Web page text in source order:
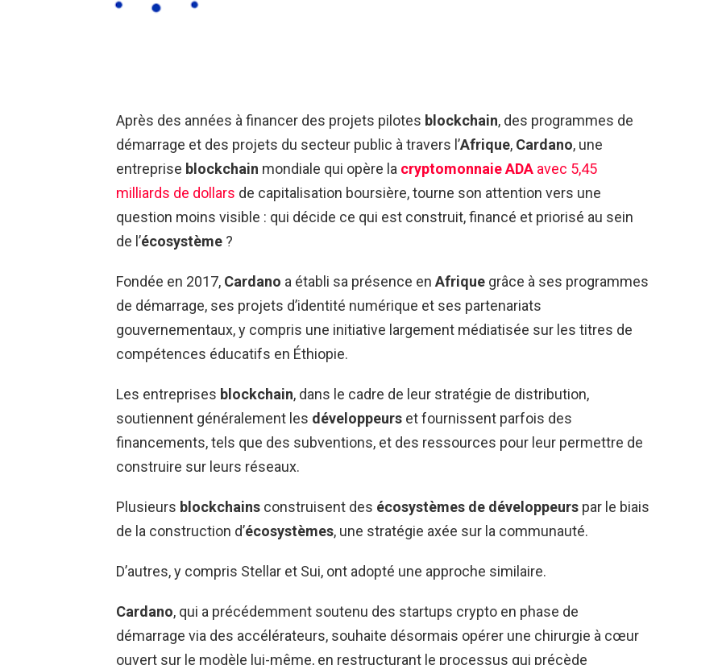
Après des années à financer des projets pilotes blockchain, des programmes de
démarrage et des projets du secteur public à travers l’Afrique, Cardano, une
entreprise blockchain mondiale qui opère la cryptomonnaie ADA avec 5,45
milliards de dollars de capitalisation boursière, tourne son attention vers une
question moins visible : qui décide ce qui est construit, financé et priorisé au sein
de l’écosystème ?
Fondée en 2017, Cardano a établi sa présence en Afrique grâce à ses programmes
de démarrage, ses projets d’identité numérique et ses partenariats
gouvernementaux, y compris une initiative largement médiatisée sur les titres de
compétences éducatifs en Éthiopie.
Les entreprises blockchain, dans le cadre de leur stratégie de distribution,
soutiennent généralement les développeurs et fournissent parfois des
financements, tels que des subventions, et des ressources pour leur permettre de
construire sur leurs réseaux.
Plusieurs blockchains construisent des écosystèmes de développeurs par le biais
de la construction d’écosystèmes, une stratégie axée sur la communauté.
D’autres, y compris Stellar et Sui, ont adopté une approche similaire.
Cardano, qui a précédemment soutenu des startups crypto en phase de
démarrage via des accélérateurs, souhaite désormais opérer une chirurgie à cœur
ouvert sur le modèle lui-même, en restructurant le processus qui précède